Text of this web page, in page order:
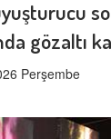
gözaltı
Perşembe